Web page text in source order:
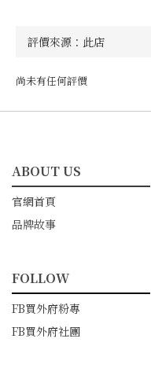
尚未有任何評價
ABOUT US
━━━━━━━━━━━
官網首頁
品牌故事
FOLLOW
━━━━━━━━━━━
FB買外府粉專
FB買外府社團